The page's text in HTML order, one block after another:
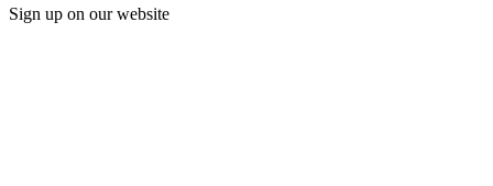
Sign up on our website